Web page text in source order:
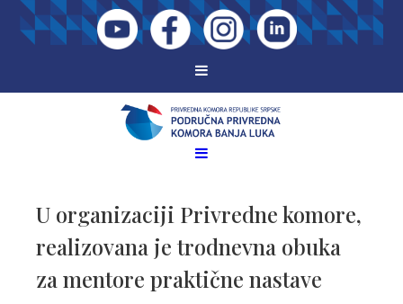
U organizaciji Privredne komore,
realizovana je trodnevna obuka
za mentore praktične nastave